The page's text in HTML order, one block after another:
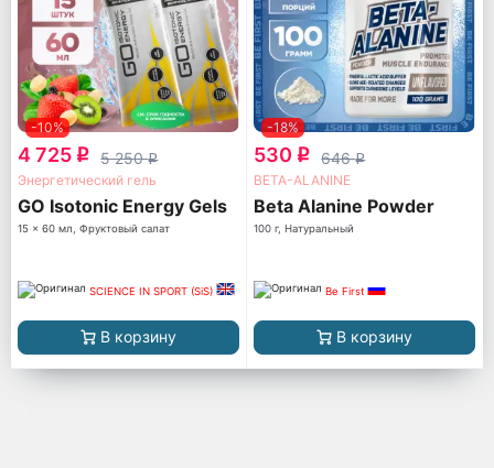
-10%
4 725 q 5 250q
Энергетический гель
GO Isotonic Energy Gels
15 x 60 мл, Фруктовый салат
SCIENCE IN SPORT (SiS)
В корзину
-18%
530 q 646q
BETA-ALANINE
Beta Alanine Powder
100 г, Натуральный
Be First
В корзину